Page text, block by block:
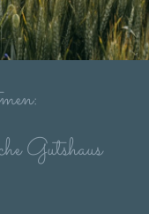
Gutshaus